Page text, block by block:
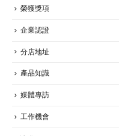
榮獲獎項
企業認證
分店地址
產品知識
媒體專訪
工作機會